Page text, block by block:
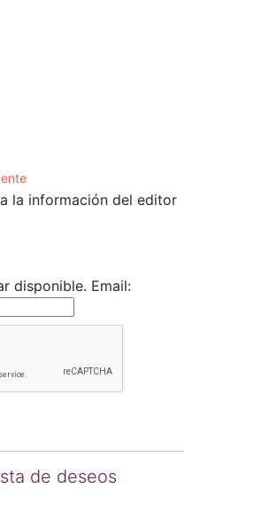
la información del editor
disponible. Email:
de deseos